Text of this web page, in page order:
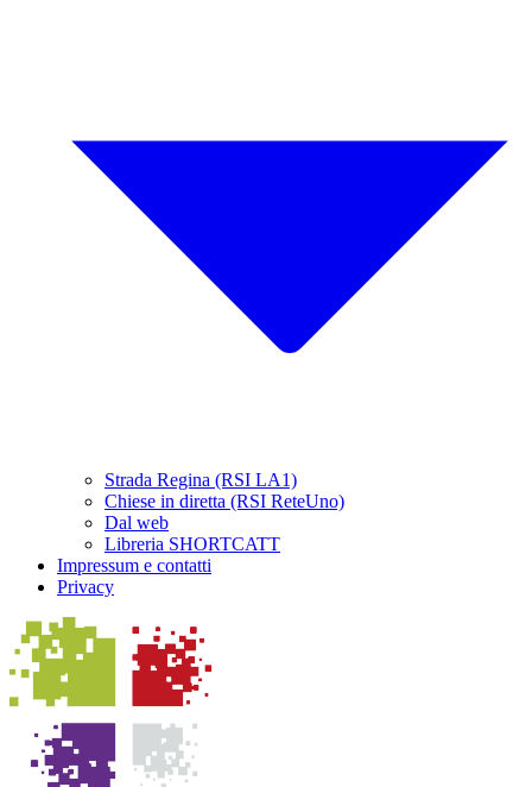
Strada Regina (RSI LA1)
Chiese in diretta (RSI ReteUno)
Dal web
Libreria SHORTCATT
Impressum e contatti
Privacy